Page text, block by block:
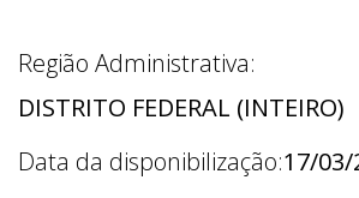
Região Administrativa:
DISTRITO FEDERAL (INTEIRO)
Data da disponibilização:17/03/